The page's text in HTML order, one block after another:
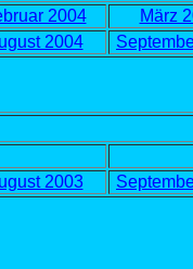
2004
März
2004
2003